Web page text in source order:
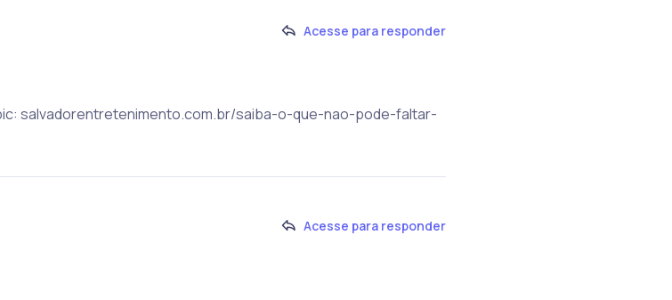
Acesse para responder
salvadorentretenimento.com.br/saiba-o-que-nao-pode-faltar-
Acesse para responder